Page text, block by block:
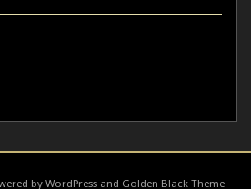
by WordPress and Golden Black Theme